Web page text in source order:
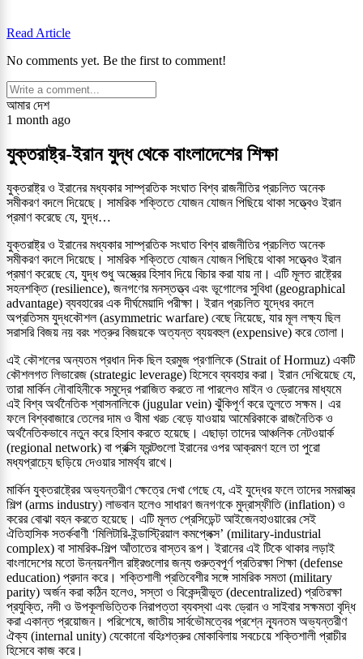
Read Article
No comments yet. Be the first to comment!
আমার দেশ
1 month ago
যুক্তরাষ্ট্র-ইরান যুদ্ধ থেকে বাংলাদেশের শিক্ষা
যুক্তরাষ্ট্র ও ইরানের মধ্যকার সাম্প্রতিক সংঘাত বিশ্ব রাজনীতির প্রচলিত অনেক
সমীকরণ বদলে দিয়েছে। সামরিক শক্তিতে যোজন যোজন পিছিয়ে থাকা সত্ত্বেও ইরান
প্রমাণ করেছে যে, যুদ্ধ…
যুক্তরাষ্ট্র ও ইরানের মধ্যকার সাম্প্রতিক সংঘাত বিশ্ব রাজনীতির প্রচলিত অনেক
সমীকরণ বদলে দিয়েছে। সামরিক শক্তিতে যোজন যোজন পিছিয়ে থাকা সত্ত্বেও ইরান
প্রমাণ করেছে যে, যুদ্ধ শুধু অস্ত্রের হিসাব দিয়ে বিচার করা যায় না। এটি মূলত রাষ্ট্রের
সহনশক্তি (resilience), জনগণের মনস্তত্ত্ব এবং ভূগোলের সুবিধা (geographical
advantage) ব্যবহারের এক দীর্ঘমেয়াদি পরীক্ষা। ইরান প্রচলিত যুদ্ধের বদলে
অপ্রতিসম যুদ্ধকৌশল (asymmetric warfare) বেছে নিয়েছে, যার মূল লক্ষ্য ছিল
সরাসরি বিজয় নয় বরং শত্রুর বিজয়কে অত্যন্ত ব্যয়বহুল (expensive) করে তোলা।
এই কৌশলের অন্যতম প্রধান দিক ছিল হরমুজ প্রণালিকে (Strait of Hormuz) একটি
কৌশলগত লিভারেজ (strategic leverage) হিসেবে ব্যবহার করা। ইরান দেখিয়েছে যে,
তারা মার্কিন নৌবাহিনীকে সমুদ্রে পরাজিত করতে না পারলেও মাইন ও ড্রোনের মাধ্যমে
এই বিশ্ব অর্থনৈতিক শ্বাসনালিকে (jugular vein) ঝুঁকিপূর্ণ করে তুলতে সক্ষম। এর
ফলে বিশ্ববাজারে তেলের দাম ও বীমা খরচ বেড়ে যাওয়ায় আমেরিকাকে রাজনৈতিক ও
অর্থনৈতিকভাবে নতুন করে হিসাব করতে হয়েছে। এছাড়া তাদের আঞ্চলিক নেটওয়ার্ক
(regional network) বা প্রক্সি ফ্রন্টগুলো ইরানের ওপর আক্রমণ হলে তা পুরো
মধ্যপ্রাচ্যে ছড়িয়ে দেওয়ার সামর্থ্য রাখে।
মার্কিন যুক্তরাষ্ট্রের অভ্যন্তরীণ ক্ষেত্রে দেখা গেছে যে, এই যুদ্ধের ফলে তাদের সমরাস্ত্র
শিল্প (arms industry) লাভবান হলেও সাধারণ জনগণকে মুদ্রাস্ফীতি (inflation) ও
করের বোঝা বহন করতে হয়েছে। এটি মূলত প্রেসিডেন্ট আইজেনহাওয়ারের সেই
ঐতিহাসিক সতর্কবাণী ‘মিলিটারি-ইন্ডাস্ট্রিয়াল কমপ্লেক্স’ (military-industrial
complex) বা সামরিক-শিল্প আঁতাতের বাস্তব রূপ। ইরানের এই টিকে থাকার লড়াই
বাংলাদেশের মতো উন্নয়নশীল রাষ্ট্রগুলোর জন্য গুরুত্বপূর্ণ প্রতিরক্ষা শিক্ষা (defense
education) প্রদান করে। শক্তিশালী প্রতিবেশীর সঙ্গে সামরিক সমতা (military
parity) অর্জন করা কঠিন হলেও, সস্তা ও বিকেন্দ্রীভূত (decentralized) প্রতিরক্ষা
প্রযুক্তি, নদী ও উপকূলভিত্তিক নিরাপত্তা ব্যবস্থা এবং ড্রোন ও সাইবার সক্ষমতা বৃদ্ধি
করা একান্ত প্রয়োজন। পরিশেষে, জাতীয় সার্বভৌমত্বের প্রশ্নে ন্যূনতম অভ্যন্তরীণ
ঐক্য (internal unity) যেকোনো বহিঃশত্রুর মোকাবিলায় সবচেয়ে শক্তিশালী প্রাচীর
হিসেবে কাজ করে।